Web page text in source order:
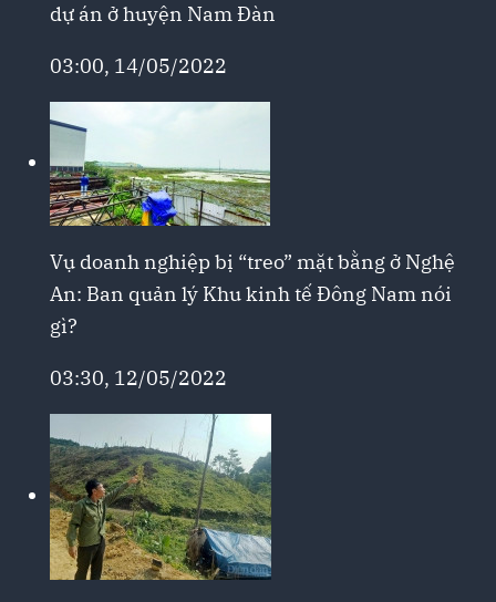
dự án ở huyện Nam Đàn
03:00, 14/05/2022
Vụ doanh nghiệp bị “treo” mặt bằng ở Nghệ
An: Ban quản lý Khu kinh tế Đông Nam nói
gì?
03:30, 12/05/2022